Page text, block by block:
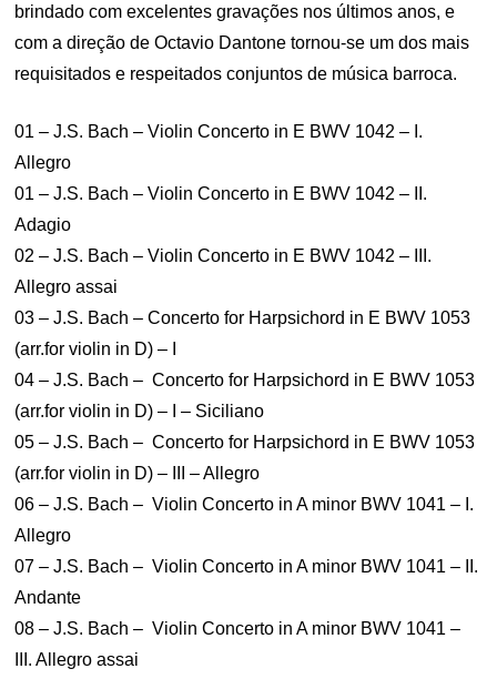
brindado com excelentes gravações nos últimos anos, e
com a direção de Octavio Dantone tornou-se um dos mais
requisitados e respeitados conjuntos de música barroca.
01 – J.S. Bach – Violin Concerto in E BWV 1042 – I.
Allegro
01 – J.S. Bach – Violin Concerto in E BWV 1042 – II.
Adagio
02 – J.S. Bach – Violin Concerto in E BWV 1042 – III.
Allegro assai
03 – J.S. Bach – Concerto for Harpsichord in E BWV 1053
(arr.for violin in D) – I
04 – J.S. Bach – Concerto for Harpsichord in E BWV 1053
(arr.for violin in D) – I – Siciliano
05 – J.S. Bach – Concerto for Harpsichord in E BWV 1053
(arr.for violin in D) – III – Allegro
06 – J.S. Bach – Violin Concerto in A minor BWV 1041 – I.
Allegro
07 – J.S. Bach – Violin Concerto in A minor BWV 1041 – II.
Andante
08 – J.S. Bach – Violin Concerto in A minor BWV 1041 –
III. Allegro assai